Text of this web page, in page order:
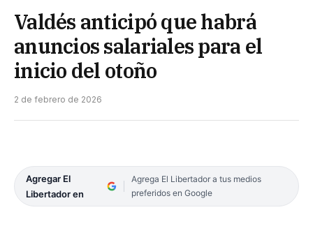
Valdés anticipó que habrá
anuncios salariales para el
inicio del otoño
2 de febrero de 2026
Agregar El
Libertador en
Agrega El Libertador a tus medios
preferidos en Google